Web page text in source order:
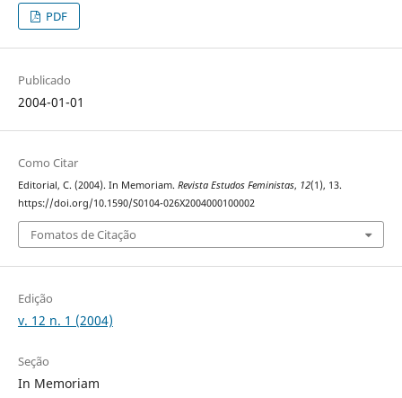
PDF
Publicado
2004-01-01
Como Citar
Editorial, C. (2004). In Memoriam. Revista Estudos Feministas, 12(1), 13.
https://doi.org/10.1590/S0104-026X2004000100002
Fomatos de Citação
Edição
v. 12 n. 1 (2004)
Seção
In Memoriam